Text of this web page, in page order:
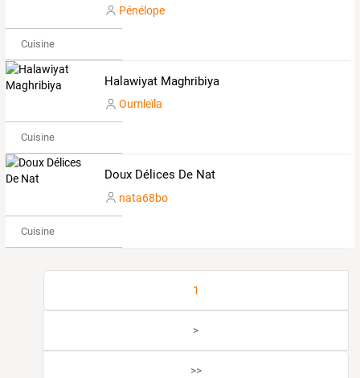
Pénélope
Cuisine
Halawiyat Maghribiya
Oumleïla
Cuisine
Doux Délices De Nat
nata68bo
Cuisine
1
>
>>